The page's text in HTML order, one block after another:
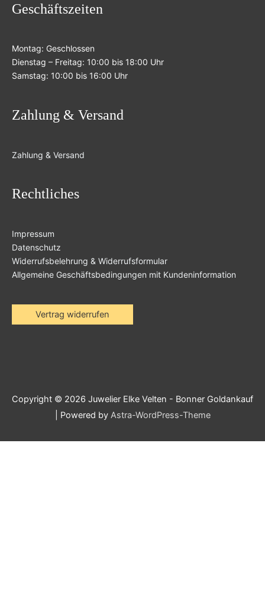
Geschäftszeiten
Montag: Geschlossen
Dienstag – Freitag: 10:00 bis 18:00 Uhr
Samstag: 10:00 bis 16:00 Uhr
Zahlung & Versand
Zahlung & Versand
Rechtliches
Impressum
Datenschutz
Widerrufsbelehrung & Widerrufsformular
Allgemeine Geschäftsbedingungen mit Kundeninformation
Vertrag widerrufen
Copyright © 2026 Juwelier Elke Velten - Bonner Goldankauf
| Powered by Astra-WordPress-Theme